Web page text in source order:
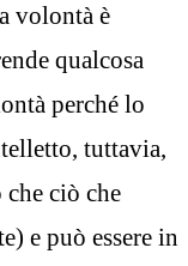
volontà è
qualcosa
perché lo
tuttavia,
ciò che
e può essere in